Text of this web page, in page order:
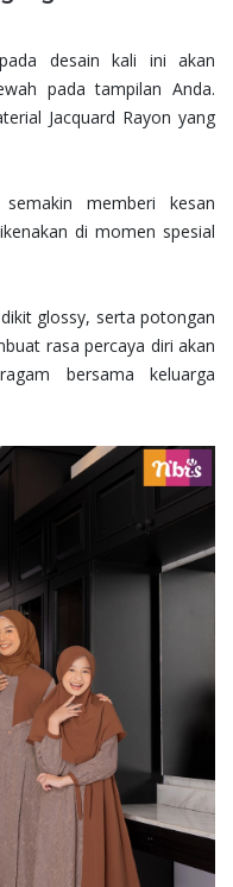
desain kali ini akan
pada tampilan Anda.
Jacquard Rayon yang
memberi kesan
di momen spesial
glossy, serta potongan
rasa percaya diri akan
bersama keluarga